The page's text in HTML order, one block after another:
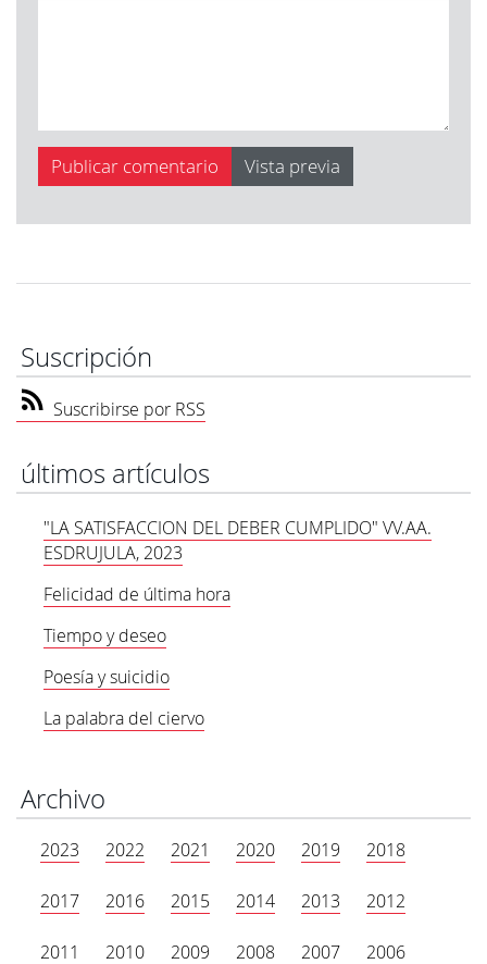
Suscripción
Suscribirse por RSS
últimos artículos
"LA SATISFACCION DEL DEBER CUMPLIDO" VV.AA.
ESDRUJULA, 2023
Felicidad de última hora
Tiempo y deseo
Poesía y suicidio
La palabra del ciervo
Archivo
2023 2022 2021 2020 2019 2018
2017 2016 2015 2014 2013 2012
2011 2010 2009 2008 2007 2006